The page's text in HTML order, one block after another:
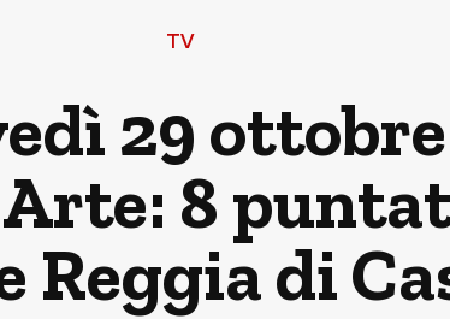
TV
29
8
Reggia di